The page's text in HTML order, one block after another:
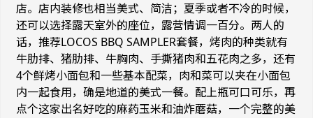
店。店内装修也相当美式、简洁；夏季或者不冷的时候，
还可以选择露天室外的座位，露营情调一百分。两人的
话，推荐LOCOS BBQ SAMPLER套餐，烤肉的种类就有
牛肋排、猪肋排、牛胸肉、手撕猪肉和五花肉之多，还有
4个鲜烤小面包和一些基本配菜，肉和菜可以夹在小面包
内一起食用，确是地道的美式一餐。配上瓶可口可乐，再
点个这家出名好吃的麻药玉米和油炸蘑菇，一个完整的美